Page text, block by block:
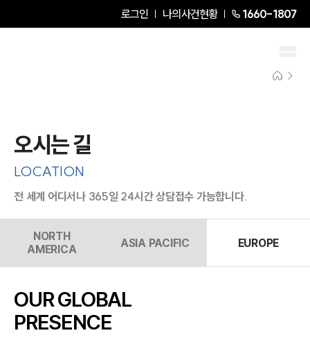
로그인 나의사건현황 1660-1807
그룹소개
오시는 길
고객의 소리
오시는 길
LOCATION
전 세계 어디서나 365일 24시간 상담접수 가능합니다.
NORTH
AMERICA
ASIA PACIFIC EUROPE
OUR GLOBAL
PRESENCE